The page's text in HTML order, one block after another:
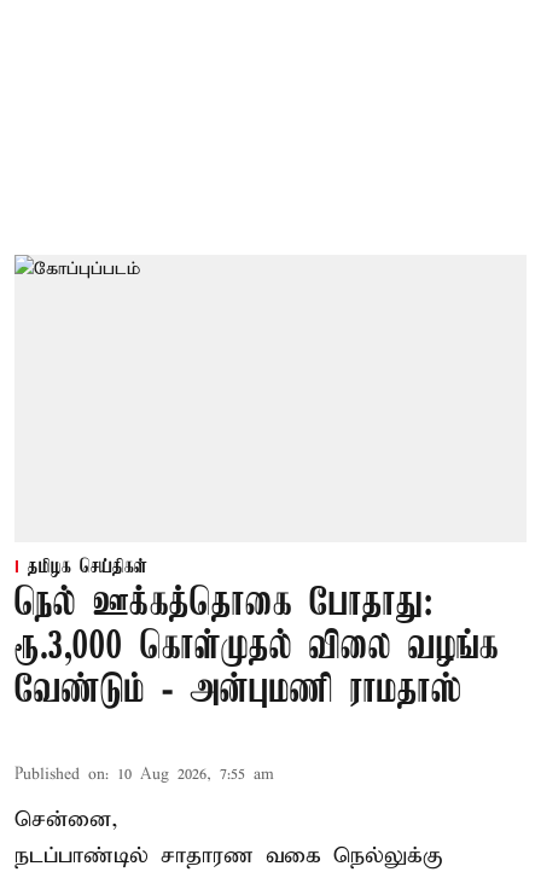
தமிழக செய்திகள்
நெல் ஊக்கத்தொகை போதாது:
ரூ.3,000 கொள்முதல் விலை வழங்க
வேண்டும் - அன்புமணி ராமதாஸ்
Published on: 10 Aug 2026, 7:55 am
சென்னை,
நடப்பாண்டில் சாதாரண வகை நெல்லுக்கு